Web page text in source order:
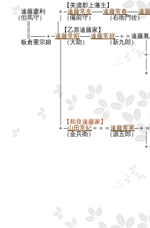
【美濃郡上藩主】 【
遠藤慶利 ＋―遠藤常友―――遠藤常春―――遠
（但馬守） ｜（備前守） （右衛門
∥
∥ ｜【乙
∥――――＋―遠藤常昭―――遠藤常就―＋＝遠
板倉重宗娘 ｜（大助） （新九郎
｜ ｜
｜ ＋―娘 ＋―遠
｜ ｜ ｜（
｜ ＋
｜ （新六郎）
｜
｜ ＋
｜ ｜（向坂
｜
｜ ＋
｜ （山口出雲
【和良遠藤家】
＋―山田常紀＝＝＝遠藤常英―＋
（金兵衛） （源五郎） ｜（彦
｜
＋―娘 （源五郎）
＋
｜（三蔵
＋
（式